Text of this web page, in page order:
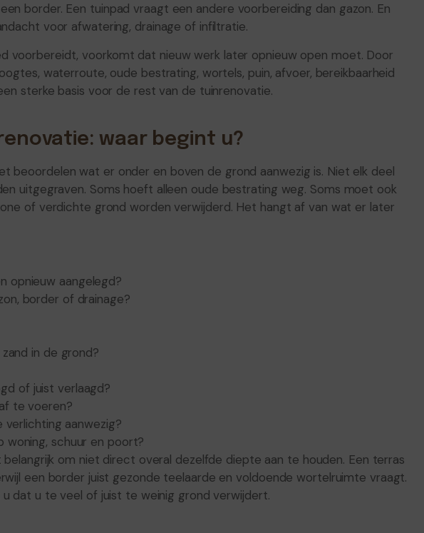
border. Een tuinpad vraagt een andere voorbereiding dan gazon. En
voor afwatering, drainage of infiltratie.
voorbereidt, voorkomt dat nieuw werk later opnieuw open moet. Door
waterroute, oude bestrating, wortels, puin, afvoer, bereikbaarheid
sterke basis voor de rest van de tuinrenovatie.
waar begint u?
beoordelen wat er onder en boven de grond aanwezig is. Niet elk deel
uitgegraven. Soms hoeft alleen oude bestrating weg. Soms moet ook
of verdichte grond worden verwijderd. Het hangt af van wat er later
opnieuw aangelegd?
border of drainage?
in de grond?
of juist verlaagd?
te voeren?
verlichting aanwezig?
woning, schuur en poort?
belangrijk om niet direct overal dezelfde diepte aan te houden. Een terras
een border juist gezonde teelaarde en voldoende wortelruimte vraagt.
dat u te veel of juist te weinig grond verwijdert.